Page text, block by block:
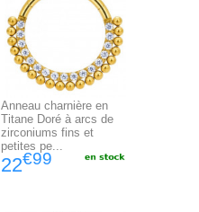
Anneau charnière en
Titane Doré à arcs de
zirconiums fins et
petites pe...
22€99